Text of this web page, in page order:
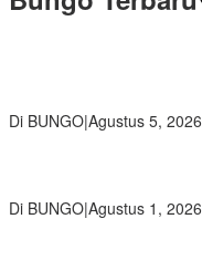
Di BUNGO|Agustus 5, 2026
Di BUNGO|Agustus 1, 2026